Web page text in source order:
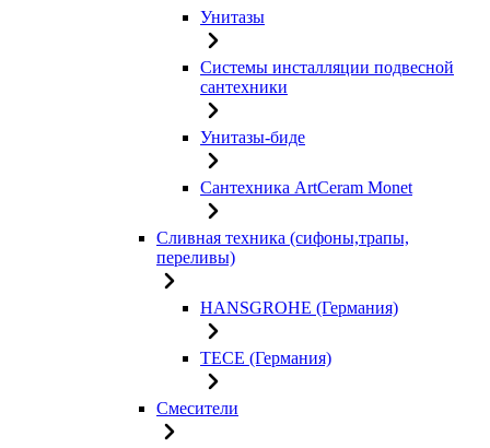
Унитазы
Системы инсталляции подвесной
сантехники
Унитазы-биде
Сантехника ArtCeram Monet
Сливная техника (сифоны,трапы,
переливы)
HANSGROHE (Германия)
TECE (Германия)
Смесители